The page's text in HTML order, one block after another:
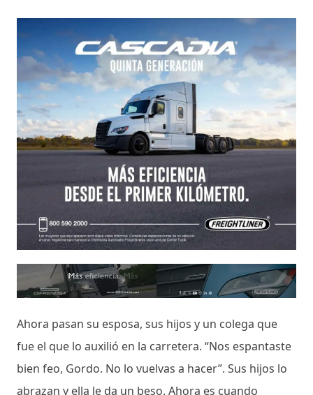
Ahora pasan su esposa, sus hijos y un colega que
fue el que lo auxilió en la carretera. “Nos espantaste
bien feo, Gordo. No lo vuelvas a hacer”. Sus hijos lo
abrazan y ella le da un beso. Ahora es cuando